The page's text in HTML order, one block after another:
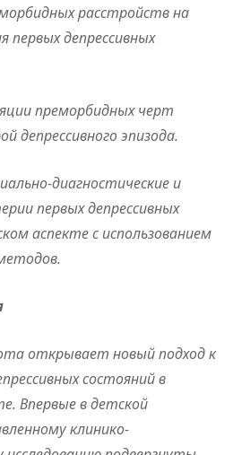
расстройств на
первых депрессивных
преморбидных черт
депрессивного эпизода.
диагностические и
первых депрессивных
аспекте с использованием
открывает новый подход к
состояний в
Впервые в детской
клинико-